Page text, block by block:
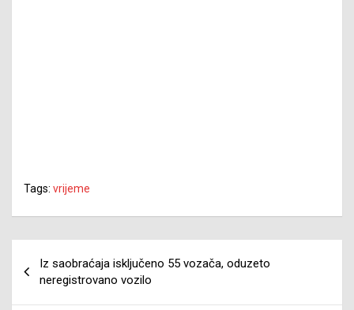
Tags: vrijeme
članaka
Iz saobraćaja isključeno 55 vozača, oduzeto
neregistrovano vozilo